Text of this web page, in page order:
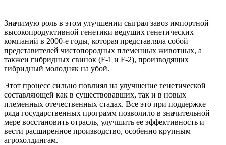
Значимую роль в этом улучшении сыграл завоз импортной
высокопродуктивной генетики ведущих генетических
компаний в 2000-е годы, которая представляла собой
представителей чистопородных племенных животных, а
такжеи гибридных свинок (F-1 и F-2), производящих
гибридный молодняк на убой.
Этот процесс сильно повлиял на улучшение генетической
составляющей как в существовавших, так и в новых
племенных отечественных стадах. Все это при поддержке
ряда государственных программ позволило в значительной
мере восстановить отрасль, улучшить ее эффективность и
вести расширенное производство, особенно крупным
агрохолдингам.